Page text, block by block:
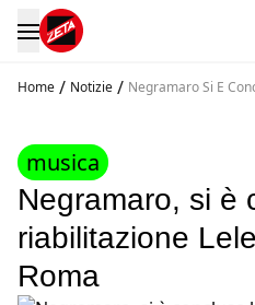
Home / Notizie / Negramaro Si E
musica
Negramaro, si è
riabilitazione
Roma